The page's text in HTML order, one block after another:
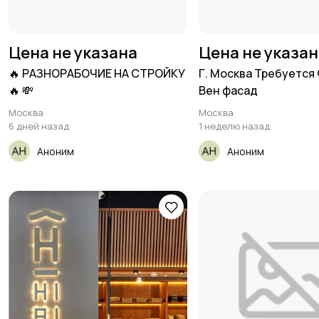
Цена не указана
🔥 РАЗНОРАБОЧИЕ НА СТРОЙКУ
🔥 💸
Москва
6 дней назад
Аноним
Цена не
Г. Москва Требуется
Вен фасад
Москва
1 неделю назад
Аноним